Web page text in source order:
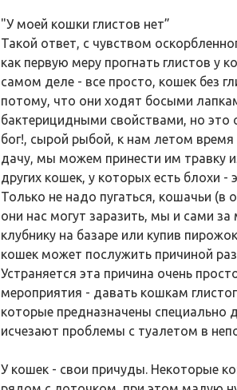
"У моей кошки глистов нет”
Такой ответ, с чувством
как первую меру прогнать глистов у
самом деле - все просто, кошек без
потому, что они ходят босыми
бактерицидными свойствами, но
бог!, сырой рыбой, к нам летом
дачу, мы можем принести им травку
других кошек, у которых есть блохи
Только не надо пугаться, кошачьи
они нас могут заразить, мы и сами
клубнику на базаре или купив
кошек может послужить причиной
Устраняется эта причина очень
мероприятия - давать кошкам
которые предназначены специально
исчезают проблемы с туалетом в
У кошек - свои причуды. Некоторые